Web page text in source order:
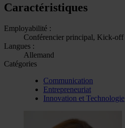
Caractéristiques
Employabilité :
Conférencier principal, Kick-off
Langues :
Allemand
Catégories
Communication
Entrepreneuriat
Innovation et Technologie